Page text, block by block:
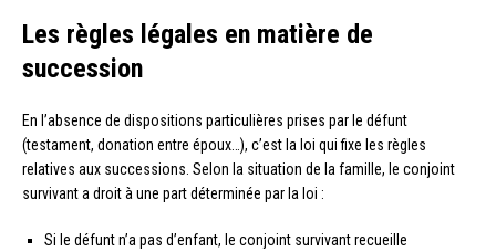
Les règles légales en matière de
succession
En l’absence de dispositions particulières prises par le défunt
(testament, donation entre époux…), c’est la loi qui fixe les règles
relatives aux successions. Selon la situation de la famille, le conjoint
survivant a droit à une part déterminée par la loi :
Si le défunt n’a pas d’enfant, le conjoint survivant recueille